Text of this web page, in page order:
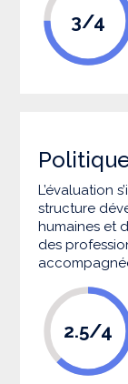
3/4
L’évaluation
structure
humaines et
des
2.5/4